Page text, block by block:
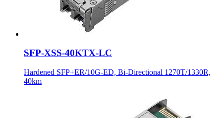
SFP-XSS-40KTX-LC
Hardened SFP+ER/10G-ED, Bi-Directional 1270T/1330R,
40km